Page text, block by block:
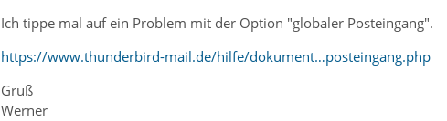
Ich tippe mal auf ein Problem mit der Option "globaler Posteingang".
https://www.thunderbird-mail.de/hilfe/dokument…posteingang.php
Gruß
Werner